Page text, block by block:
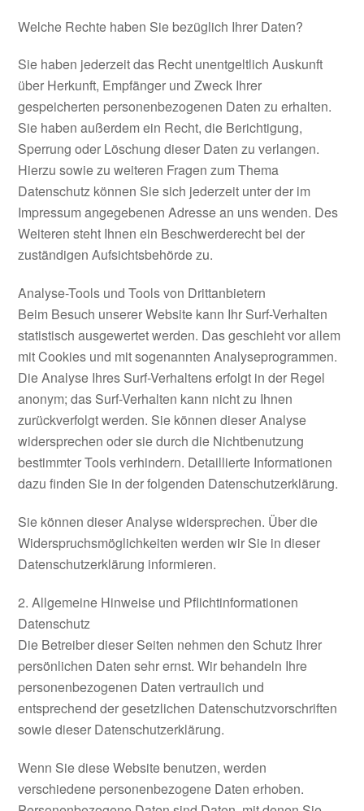
Welche Rechte haben Sie bezüglich Ihrer Daten?
Sie haben jederzeit das Recht unentgeltlich Auskunft
über Herkunft, Empfänger und Zweck Ihrer
gespeicherten personenbezogenen Daten zu erhalten.
Sie haben außerdem ein Recht, die Berichtigung,
Sperrung oder Löschung dieser Daten zu verlangen.
Hierzu sowie zu weiteren Fragen zum Thema
Datenschutz können Sie sich jederzeit unter der im
Impressum angegebenen Adresse an uns wenden. Des
Weiteren steht Ihnen ein Beschwerderecht bei der
zuständigen Aufsichtsbehörde zu.
Analyse-Tools und Tools von Drittanbietern
Beim Besuch unserer Website kann Ihr Surf-Verhalten
statistisch ausgewertet werden. Das geschieht vor allem
mit Cookies und mit sogenannten Analyseprogrammen.
Die Analyse Ihres Surf-Verhaltens erfolgt in der Regel
anonym; das Surf-Verhalten kann nicht zu Ihnen
zurückverfolgt werden. Sie können dieser Analyse
widersprechen oder sie durch die Nichtbenutzung
bestimmter Tools verhindern. Detaillierte Informationen
dazu finden Sie in der folgenden Datenschutzerklärung.
Sie können dieser Analyse widersprechen. Über die
Widerspruchsmöglichkeiten werden wir Sie in dieser
Datenschutzerklärung informieren.
2. Allgemeine Hinweise und Pflichtinformationen
Datenschutz
Die Betreiber dieser Seiten nehmen den Schutz Ihrer
persönlichen Daten sehr ernst. Wir behandeln Ihre
personenbezogenen Daten vertraulich und
entsprechend der gesetzlichen Datenschutzvorschriften
sowie dieser Datenschutzerklärung.
Wenn Sie diese Website benutzen, werden
verschiedene personenbezogene Daten erhoben.